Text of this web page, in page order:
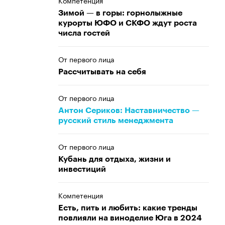
Зимой — в горы: горнолыжные
курорты ЮФО и СКФО ждут роста
числа гостей
От первого лица
Рассчитывать на себя
От первого лица
Антон Сериков: Наставничество —
русский стиль менеджмента
От первого лица
Кубань для отдыха, жизни и
инвестиций
Компетенция
Есть, пить и любить: какие тренды
повлияли на виноделие Юга в 2024